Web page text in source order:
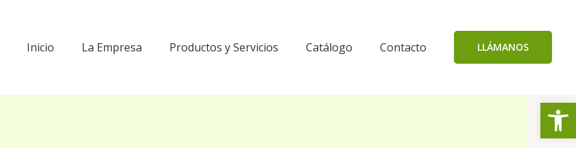
Inicio La Empresa Productos y Servicios Catálogo Contacto LLÁMANOS